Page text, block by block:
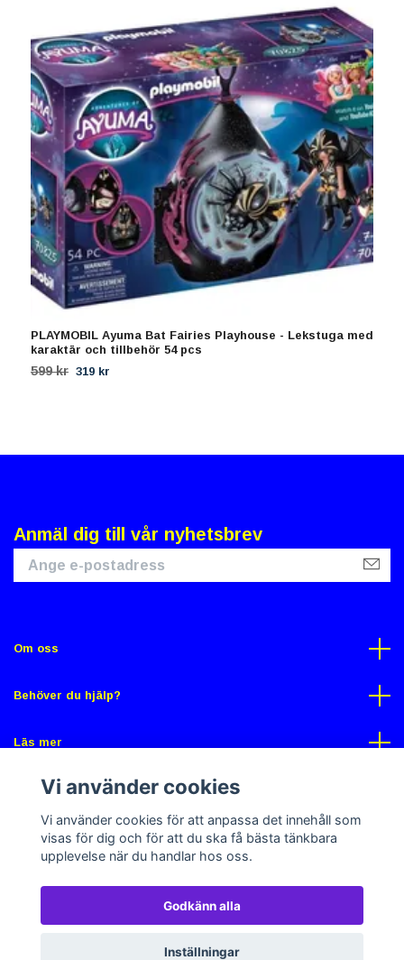
PLAYMOBIL Ayuma Bat Fairies Playhouse - Lekstuga med
karaktär och tillbehör 54 pcs
599 kr 319 kr
Anmäl dig till vår nyhetsbrev
Om oss
Behöver du hjälp?
Läs mer
Sociala medier
© 2026 Gross ButikPowered by Quickbutik
Vi använder cookies
Vi använder cookies för att anpassa det innehåll som
visas för dig och för att du ska få bästa tänkbara
upplevelse när du handlar hos oss.
Godkänn alla
Inställningar